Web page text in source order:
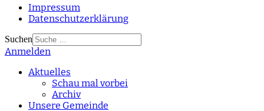
Impressum
Datenschutzerklärung
Suchen
Type 2 or more
Anmelden
Aktuelles
Schau mal vorbei
Archiv
Unsere Gemeinde